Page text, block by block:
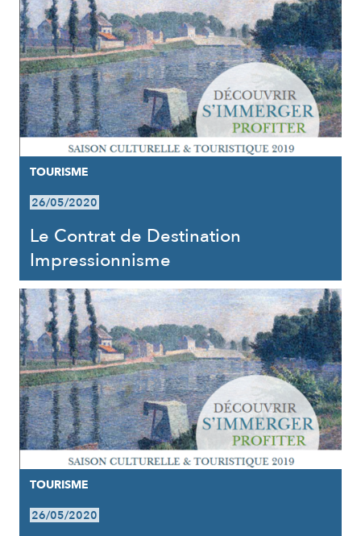
TOURISME
26/05/2020
Le Contrat de Destination
Impressionnisme
TOURISME
26/05/2020